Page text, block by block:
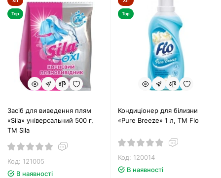
Top
Засіб для виведення плям
«Sila» універсальний 500 г,
ТМ Sila
Код: 121005
В наявності
Top
Кондиціонер для білизни
«Pure Breeze» 1 л, ТМ Flo
Код: 120014
В наявності